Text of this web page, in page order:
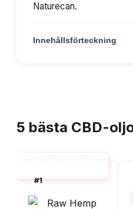
Naturecan.
Innehållsförteckning
5 bästa CBD-
#1